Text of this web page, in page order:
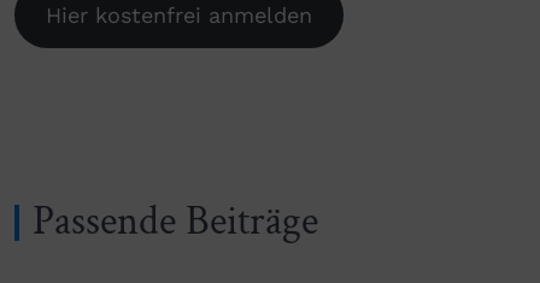
Hier kostenfrei anmelden
Passende Beiträge